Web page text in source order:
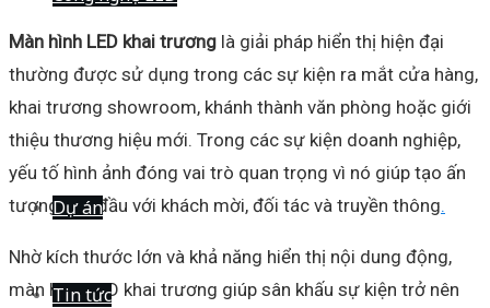
Dự án
Tin tức
Màn hình LED khai trương là giải pháp hiển thị hiện đại
thường được sử dụng trong các sự kiện ra mắt cửa hàng,
khai trương showroom, khánh thành văn phòng hoặc giới
thiệu thương hiệu mới. Trong các sự kiện doanh nghiệp,
yếu tố hình ảnh đóng vai trò quan trọng vì nó giúp tạo ấn
tượng ban đầu với khách mời, đối tác và truyền thông.
Nhờ kích thước lớn và khả năng hiển thị nội dung động,
màn hình LED khai trương giúp sân khấu sự kiện trở nên